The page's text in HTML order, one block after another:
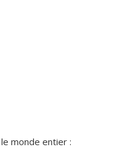
monde entier :